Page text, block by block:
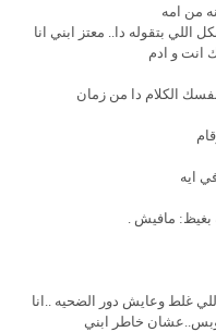
من امه
بتقوله دا.. معتز ابني انا
انت و ادم
الكلام دا من زمان
ايه
بغيظ: مافيش .
غلط وعايش دور الضحيه ..انا
خاطر ابني